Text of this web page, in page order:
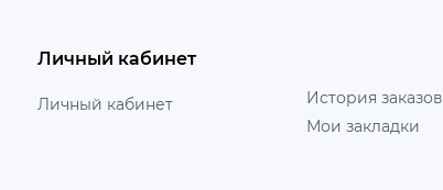
Личный кабинет
Личный кабинет
История заказов
Мои закладки